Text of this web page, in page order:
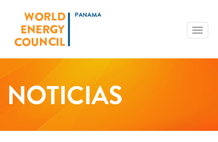
NOTICIAS